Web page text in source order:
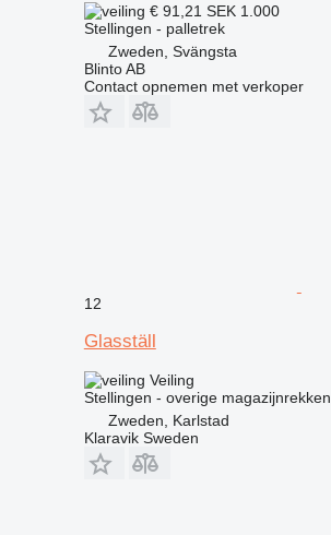
€ 91,21 SEK 1.000
Stellingen - palletrek
Zweden, Svängsta
Blinto AB
Contact opnemen met verkoper
12
Glasställ
Veiling
Stellingen - overige magazijnrekken
Zweden, Karlstad
Klaravik Sweden